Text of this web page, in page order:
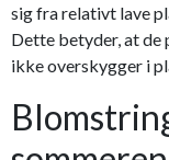
sig fra relativt lave
Dette betyder, at de
ikke overskygger i